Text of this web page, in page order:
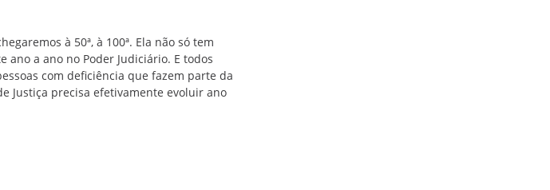
à 50ª, à 100ª. Ela não só tem
a ano no Poder Judiciário. E todos
com deficiência que fazem parte da
Justiça precisa efetivamente evoluir ano